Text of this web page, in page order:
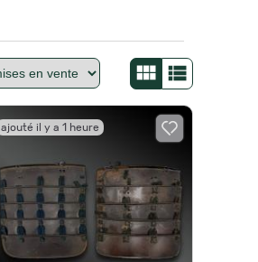
ajouté il y a 1 heure